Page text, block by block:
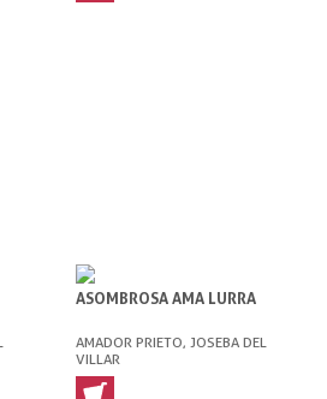
ASOMBROSA AMA LURRA
AMADOR PRIETO, JOSEBA DEL
VILLAR